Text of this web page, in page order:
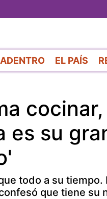
EL PAÍS
es su
todo a su
que tiene su